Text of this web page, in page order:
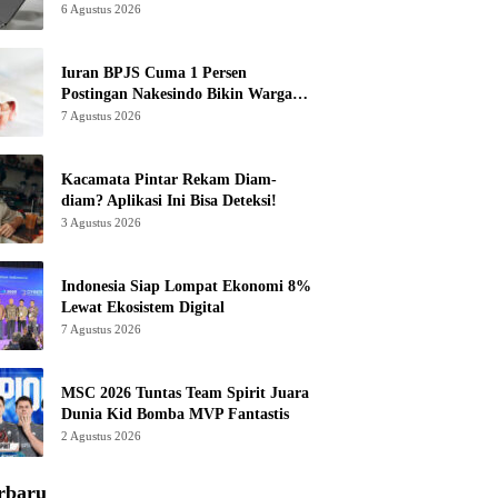
6 Agustus 2026
Iuran BPJS Cuma 1 Persen
Postingan Nakesindo Bikin Warganet
Murka
7 Agustus 2026
Kacamata Pintar Rekam Diam-
diam? Aplikasi Ini Bisa Deteksi!
3 Agustus 2026
Indonesia Siap Lompat Ekonomi 8%
Lewat Ekosistem Digital
7 Agustus 2026
MSC 2026 Tuntas Team Spirit Juara
Dunia Kid Bomba MVP Fantastis
2 Agustus 2026